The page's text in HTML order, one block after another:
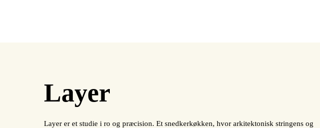
Layer
Layer er et studie i ro og præcision. Et snedkerkøkken, hvor arkitektonisk stringens og